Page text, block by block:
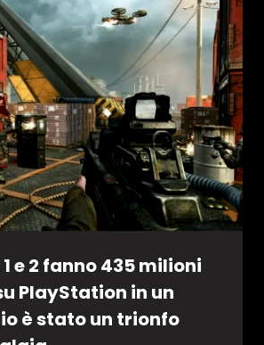
e 2 fanno 435 milioni
PlayStation in un
è stato un trionfo